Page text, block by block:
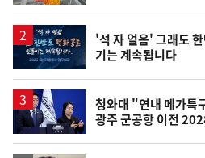
'석 자 얼음' 그래도
기는 계속됩니다
청와대 "연내 메가특
광주 군공항 이전